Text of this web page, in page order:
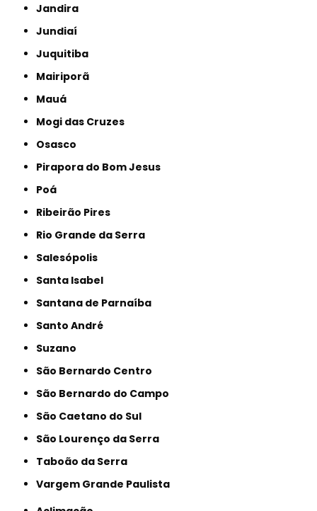
Jandira
Jundiaí
Juquitiba
Mairiporã
Mauá
Mogi das Cruzes
Osasco
Pirapora do Bom Jesus
Poá
Ribeirão Pires
Rio Grande da Serra
Salesópolis
Santa Isabel
Santana de Parnaíba
Santo André
Suzano
São Bernardo Centro
São Bernardo do Campo
São Caetano do Sul
São Lourenço da Serra
Taboão da Serra
Vargem Grande Paulista